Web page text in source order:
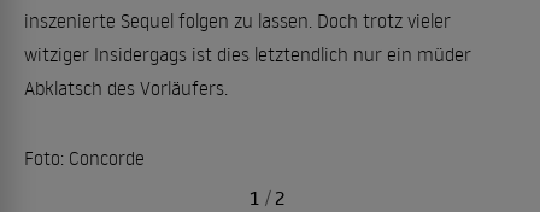
inszenierte Sequel folgen zu lassen. Doch trotz vieler
witziger Insidergags ist dies letztendlich nur ein müder
Abklatsch des Vorläufers.
Foto: Concorde
1 / 2